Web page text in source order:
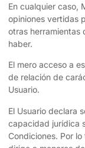
En cualquier caso,
opiniones vertidas
otras herramientas
haber.
El mero acceso a
de relación de
Usuario.
El Usuario declara
capacidad jurídica
Condiciones. Por